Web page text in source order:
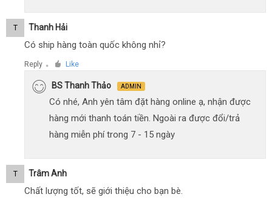
T Thanh Hải
Có ship hàng toàn quốc không nhỉ?
Reply ● Like
BS Thanh Thảo ADMIN
Có nhé, Anh yên tâm đặt hàng online ạ, nhận được
hàng mới thanh toán tiền. Ngoài ra được đổi/trả
hàng miễn phí trong 7 - 15 ngày
T Trâm Anh
Chất lượng tốt, sẽ giới thiệu cho bạn bè.